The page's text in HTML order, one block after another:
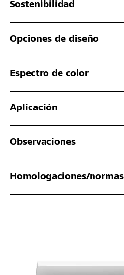
Sostenibilidad
Opciones de diseño
Espectro de color
Aplicación
Observaciones
Homologaciones/normas